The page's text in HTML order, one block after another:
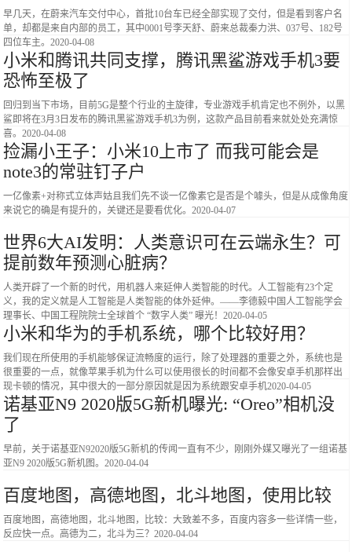
早几天，在蔚来汽车交付中心，首批10台车已经全部实现了交付，但是看到客户名
单，却都是来自内部的员工，其中0001号李天舒、蔚来总裁秦力洪、037号、182号
四位车主。2020-04-08
小米和腾讯共同支撑，腾讯黑鲨游戏手机3要
恐怖至极了
回归到当下市场，目前5G是整个行业的主旋律，专业游戏手机肯定也不例外，以黑
鲨即将在3月3日发布的腾讯黑鲨游戏手机3为例，这款产品目前看来就处处充满惊
喜。2020-04-08
捡漏小王子：小米10上市了 而我可能会是
note3的常驻钉子户
一亿像素+对称式立体声姑且我们先不谈一亿像素它是否是个噱头，但是从成像角度
来说它的确是有提升的，关键还是要看优化。2020-04-07
世界6大AI发明：人类意识可在云端永生？可
提前数年预测心脏病？
人类开辟了一个新的时代，用机器人来延伸人类智能的时代。人工智能有23个定
义，我的定义就是人工智能是人类智能的体外延伸。——李德毅中国人工智能学会
理事长、中国工程院院士全球首个 “数字人类” 曝光！2020-04-05
小米和华为的手机系统，哪个比较好用？
我们现在所使用的手机能够保证流畅度的运行，除了处理器的重要之外，系统也是
很重要的一点，就像苹果手机为什么可以使用很长的时间都不会像安卓手机那样出
现卡顿的情况，其中很大的一部分原因就是因为系统跟安卓手机2020-04-05
诺基亚N9 2020版5G新机曝光: “Oreo”相机没
了
早前，关于诺基亚N92020版5G新机的传闻一直有不少，刚刚外媒又曝光了一组诺基
亚N9 2020版5G新机图。2020-04-04
百度地图，高德地图，北斗地图，使用比较
百度地图，高德地图，北斗地图，比较：大致差不多，百度内容多一些详情一些，
反应快一点。高德为二，北斗为三？2020-04-04